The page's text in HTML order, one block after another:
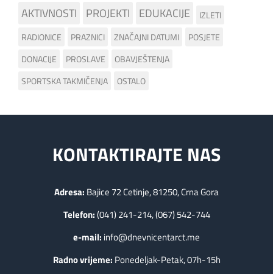
AKTIVNOSTI PROJEKTI EDUKACIJE
IZLETI
RADIONICE
PRAZNICI ZNAČAJNI DATUMI
POSJETE
DONACIJE
PROSLAVE
OBAVJEŠTENJA
SPORTSKA TAKMIČENJA
OSTALO
KONTAKTIRAJTE NAS
Adresa: Bajice 72 Cetinje, 81250, Crna Gora
Telefon:(041) 241-214, (067) 542-744
e-mail: info@dnevnicentarct.me
Radno vrijeme: Ponedeljak-Petak, 07h-15h